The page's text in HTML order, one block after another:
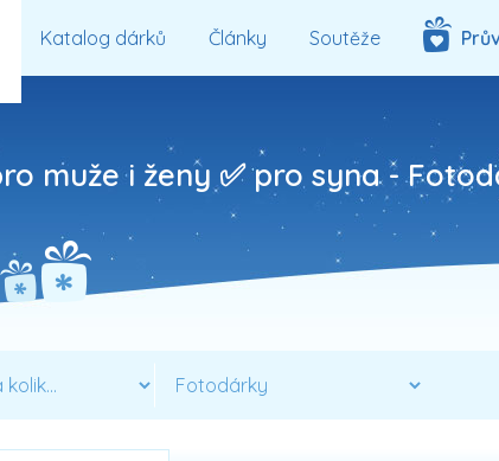
Katalog dárků Články Soutěže
muže i ženy ✅ pro syna -